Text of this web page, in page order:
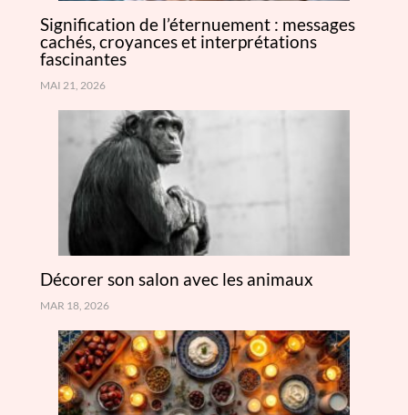
Signification de l’éternuement : messages
cachés, croyances et interprétations
fascinantes
MAI 21, 2026
Décorer son salon avec les animaux
MAR 18, 2026